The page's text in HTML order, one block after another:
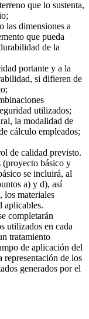
que lo sustenta,
las dimensiones a
que pueda
de la
portante y a la
si difieren de
utilizados;
la modalidad de
cálculo empleados;
de calidad previsto.
(proyecto básico y
se incluirá, al
a) y d), así
los materiales
aplicables.
completarán
utilizados en cada
tratamiento
de aplicación del
de los
generados por el